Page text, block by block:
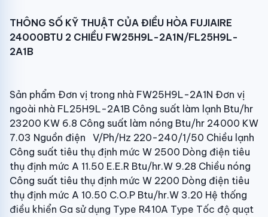
THÔNG SỐ KỸ THUẬT CỦA ĐIỀU HÒA FUJIAIRE
24000BTU 2 CHIỀU FW25H9L-2A1N/FL25H9L-
2A1B
Sản phẩm Đơn vị trong nhà FW25H9L-2A1N Đơn vị
ngoài nhà FL25H9L-2A1B Công suất làm lạnh Btu/hr
23200 KW 6.8 Công suất làm nóng Btu/hr 24000 KW
7.03 Nguồn điện V/Ph/Hz 220-240/1/50 Chiều lạnh
Công suất tiêu thụ định mức W 2500 Dòng điện tiêu
thụ định mức A 11.50 E.E.R Btu/hr.W 9.28 Chiều nóng
Công suất tiêu thụ định mức W 2200 Dòng điện tiêu
thụ định mức A 10.50 C.O.P Btu/hr.W 3.20 Hệ thống
điều khiển Ga sử dụng Type R410A Type Tốc độ quạt